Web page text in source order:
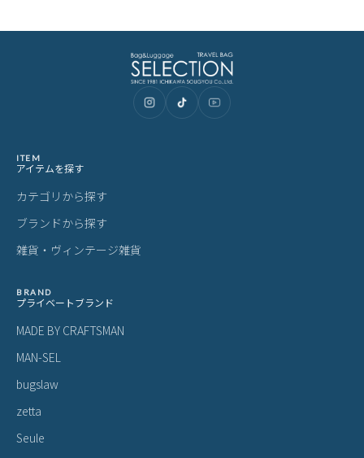
ITEM
アイテムを探す
カテゴリから探す
ブランドから探す
雑貨・ヴィンテージ雑貨
BRAND
プライベートブランド
MADE BY CRAFTSMAN
MAN-SEL
bugslaw
zetta
Seule